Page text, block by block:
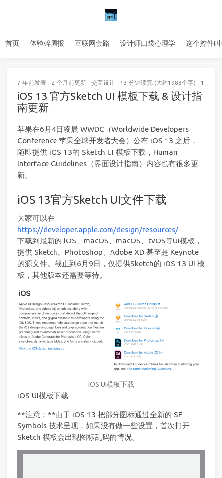
首页 体验碎周报 互联网套路 设计师口袋心理学 这个控件叫
7 年前发表 2 个月前更新 交互设计 13 分钟读完 (大约1988个字) 15
iOS 13 官方Sketch UI 模板下载 & 设计指
南更新
苹果在6月4日凌晨 WWDC（Worldwide Developers
Conference 苹果全球开发者大会）公布 iOS 13 之后，
随即提供 iOS 13的 Sketch UI 模板下载，Human
Interface Guidelines（界面设计指南）内容也有很多更
新。
iOS 13官方Sketch UI文件下载
大家可以在
https://developer.apple.com/design/resources/
下载到最新的 iOS、macOS、macOS、tvOS等UI模板，
提供 Sketch、Photoshop、Adobe XD 甚至是 Keynote
的源文件。截止到6月9日，仅提供Sketch的 iOS 13 UI 模
板，其他版本还需要等待。
iOS UI模板下载
iOS UI模板下载
**注意：**由于 iOS 13 把部分图标通过全新的 SF
Symbols 技术呈现，如果没有做一些设置，首次打开
Sketch 模板会出现图标乱码的情况。